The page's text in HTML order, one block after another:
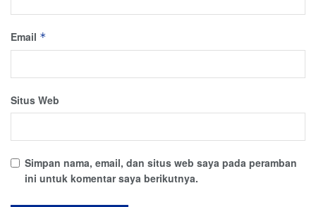
Email *
Situs Web
Simpan nama, email, dan situs web saya pada peramban
ini untuk komentar saya berikutnya.